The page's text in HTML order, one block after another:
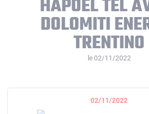
HAPOEL TEL
DOLOMITI
TRENTINO
le 02/11/2022
02/11/2022